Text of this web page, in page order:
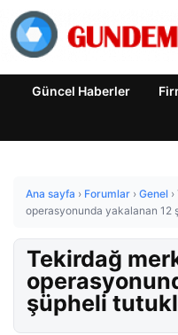
Güncel Haberler
Ana sayfa › Forumlar › Genel ›
operasyonunda yakalanan 12
Tekirdağ
şüpheli